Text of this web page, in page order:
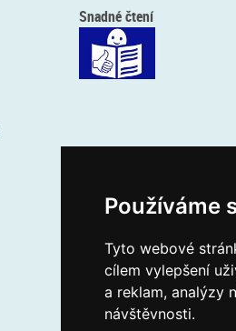
Používáme
Tyto webové
cílem vylepšení
a reklam, analýzy
návštěvnosti.
Snadné čtení